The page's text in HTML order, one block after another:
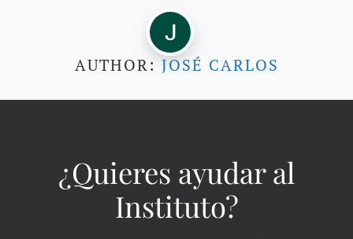
AUTHOR: JOSÉ CARLOS
¿Quieres ayudar al
Instituto?